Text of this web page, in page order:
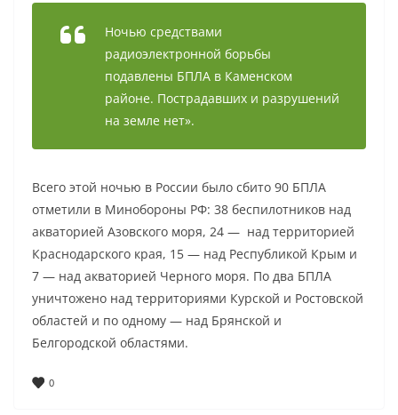
Ночью средствами
радиоэлектронной борьбы
подавлены БПЛА в Каменском
районе. Пострадавших и разрушений
на земле нет».
Всего этой ночью в России было сбито 90 БПЛА
отметили в Минобороны РФ: 38 беспилотников над
акваторией Азовского моря, 24 — над территорией
Краснодарского края, 15 — над Республикой Крым и
7 — над акваторией Черного моря. По два БПЛА
уничтожено над территориями Курской и Ростовской
областей и по одному — над Брянской и
Белгородской областями.
0